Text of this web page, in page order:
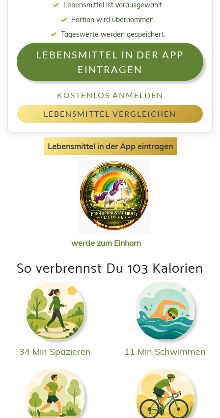
Lebensmittel ist vorausgewählt
Portion wird übernommen
Tageswerte werden gespeichert
LEBENSMITTEL IN DER APP
EINTRAGEN
KOSTENLOS ANMELDEN
LEBENSMITTEL VERGLEICHEN
Lebensmittel in der App eintragen
werde zum Einhorn
So verbrennst Du 103 Kalorien
34 Min Spazieren 11 Min Schwimmen